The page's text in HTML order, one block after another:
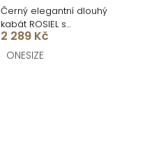
Černý elegantní dlouhý
kabát ROSIEL s
kožešinkou
2 289 Kč
ONESIZE